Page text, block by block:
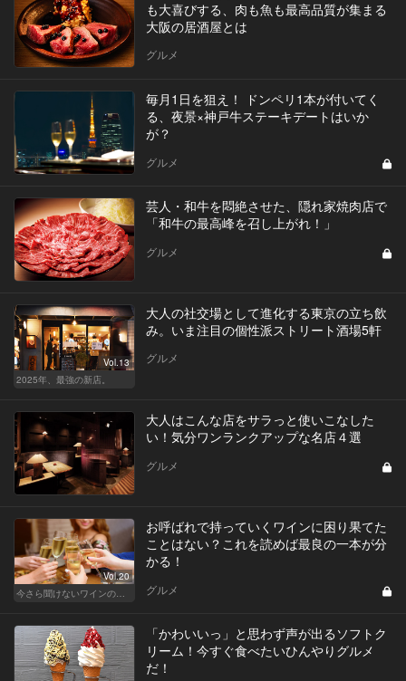
も大喜びする、肉も魚も最高品質が集まる
大阪の居酒屋とは
グルメ
毎月1日を狙え！ ドンペリ1本が付いてく
る、夜景×神戸牛ステーキデートはいか
が？
グルメ
芸人・和牛を悶絶させた、隠れ家焼肉店で
「和牛の最高峰を召し上がれ！」
グルメ
Vol.13
2025年、最強の新店。
大人の社交場として進化する東京の立ち飲
み。いま注目の個性派ストリート酒場5軒
グルメ
大人はこんな店をサラっと使いこなした
い！気分ワンランクアップな名店４選
グルメ
Vol.20
お呼ばれで持っていくワインに困り果てた
ことはない？これを読めば最良の一本が分
かる！
グルメ
「かわいいっ」と思わず声が出るソフトク
リーム！今すぐ食べたいひんやりグルメ
だ！